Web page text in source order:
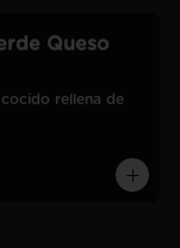
Queso
rellena de